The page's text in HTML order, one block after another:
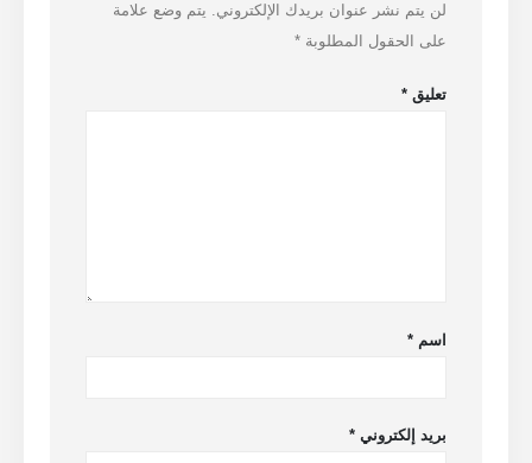
لن يتم نشر عنوان بريدك الإلكتروني. يتم وضع علامة
على الحقول المطلوبة*
تعليق*
اسم*
بريد إلكتروني*